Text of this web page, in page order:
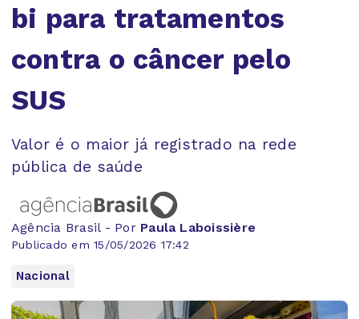
bi para tratamentos
contra o câncer pelo
SUS
Valor é o maior já registrado na rede
pública de saúde
Agência Brasil - Por Paula Laboissière
Publicado em 15/05/2026 17:42
Nacional